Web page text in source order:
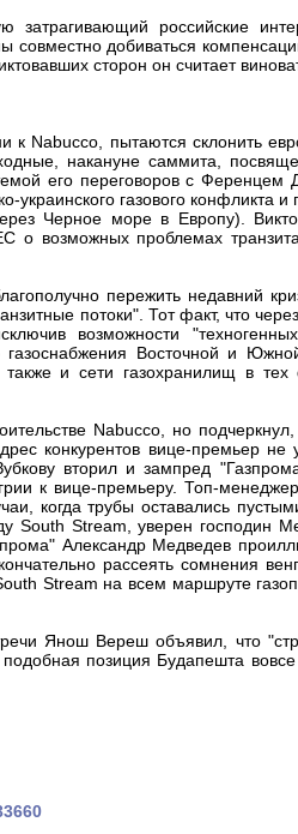
российские
добиваться
сторон он считает
Nabucco, пытаются склонить
накануне саммита,
его переговоров с Ференцем
газового конфликта
Черное море в Европу).
возможных проблемах транзита
пережить недавний
потоки". Тот факт, что
возможности "техногенных
Восточной и
и сети газохранилищ в тех
Nabucco, но
конкурентов вице-премьер не
вторил и зампред
к вице-премьеру. Топ-
когда трубы оставались
South Stream, уверен господин
Александр Медведев
рассеять сомнения
Stream на всем маршруте
Янош Вереш объявил, что
позиция Будапешта